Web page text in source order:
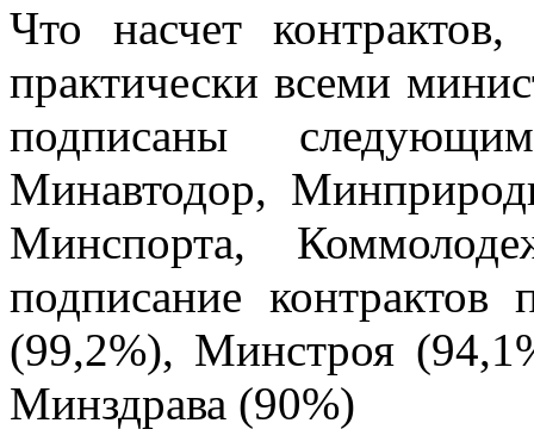
Что насчет
практически всеми
подписаны
Минавтодор,
Минспорта,
подписание контрактов
(99,2%), Минстроя
Минздрава (90%)